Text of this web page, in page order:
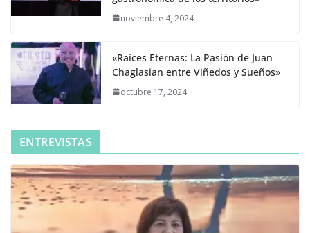
noviembre 4, 2024
«Raíces Eternas: La Pasión de Juan
Chaglasian entre Viñedos y Sueños»
octubre 17, 2024
ENTREVISTAS